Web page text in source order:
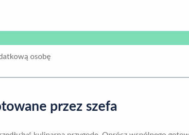
osobę
przez szefa